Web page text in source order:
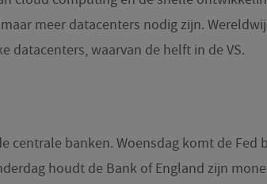
meer datacenters nodig zijn.
datacenters, waarvan de helft in de VS.
centrale banken. Woensdag komt de Fed
houdt de Bank of England zijn